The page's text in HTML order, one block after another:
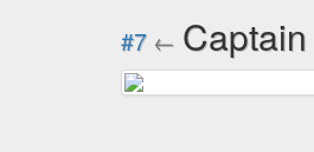
#7 ←